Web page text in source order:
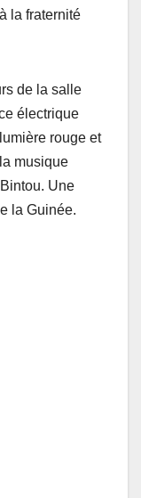
la fraternité
de la salle
électrique
rouge et
musique
Une
la Guinée.